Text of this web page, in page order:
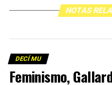
NOTAS
DECÍ MU
Feminismo,